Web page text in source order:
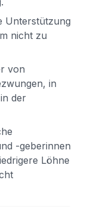
Unterstützung
nicht zu
von
in
der
-geberinnen
Löhne